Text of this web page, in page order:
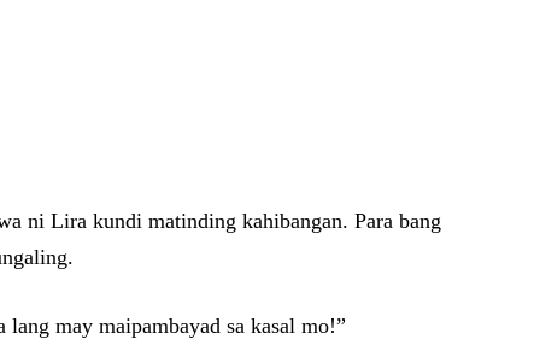
ni Lira kundi matinding kahibangan. Para bang
may maipambayad sa kasal mo!”